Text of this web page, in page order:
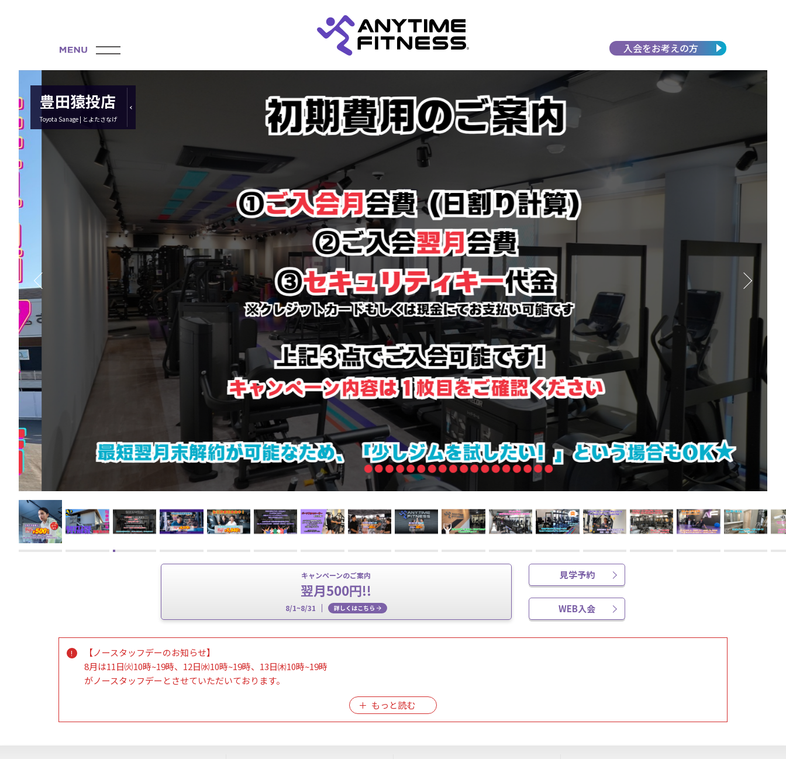
入会をお考えの方
豊田猿投店
Toyota Sanage | とよたさなげ
キャンペーンのご案内
翌月500円!!
8/1~8/31 詳しくはこちら
見学予約
WEB入会
【ノースタッフデーのお知らせ】
8月は11日㈫10時~19時、12日㈬10時~19時、13日㈭10時~19時
がノースタッフデーとさせていただいております。
各種お手続きに関しましては上記日程以外で対応させていただきます。
・施設のご利用は通常通り24時間可能です。